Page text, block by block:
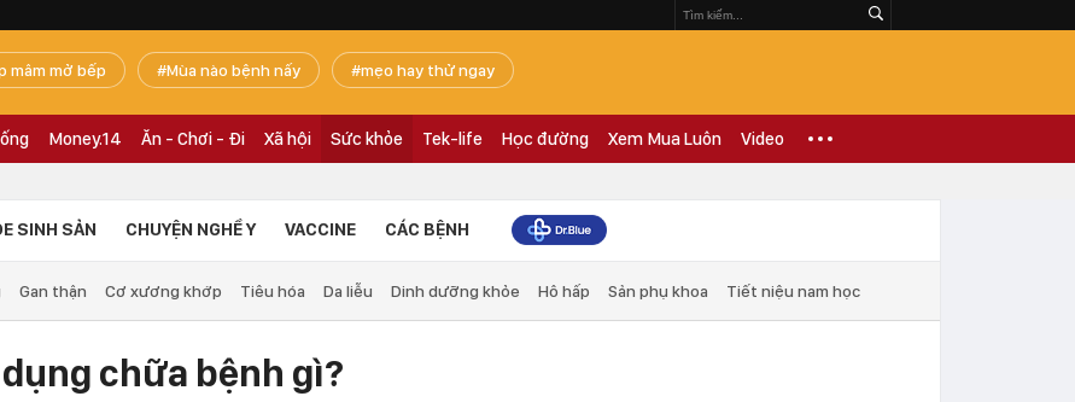
mâm mở bếp Mùa nào bệnh nấy mẹo hay thử ngay
Money.14 Ăn - Chơi - Đi Xã hội Sức khỏe Tek-life Học đường Xem Mua Luôn Video
SINH SẢN CHUYỆN NGHỀ Y VACCINE CÁC BỆNH
Gan thận Cơ xương khớp Tiêu hóa Da liễu Dinh dưỡng khỏe Hô hấp Sản phụ khoa Tiết niệu nam học
chữa bệnh gì?